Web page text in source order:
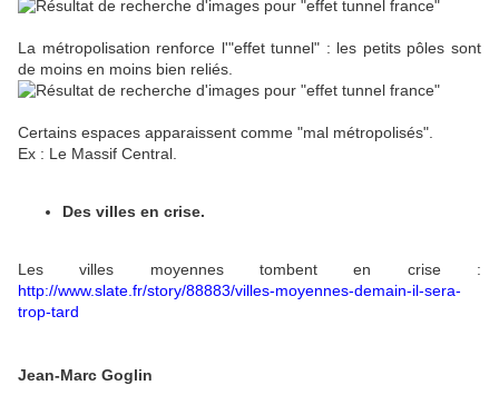
La métropolisation renforce l'"effet tunnel" : les petits pôles sont
de moins en moins bien reliés.
Certains espaces apparaissent comme "mal métropolisés".
Ex : Le Massif Central.
Des villes en crise.
Les villes moyennes tombent en crise :
http://www.slate.fr/story/88883/villes-moyennes-demain-il-sera-
trop-tard
Jean-Marc Goglin